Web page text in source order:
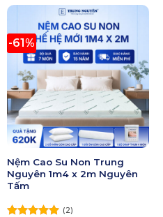
-61%
Nệm Cao Su Non Trung
Nguyên 1m4 x 2m Nguyên
Tấm
(2)